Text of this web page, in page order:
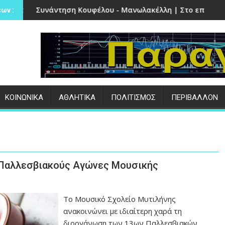
: - Μανωλακέλλη | Στο επίκεντρο το παλιό
Επιτυχημένες οι
ΚΟΙΝΩΝΙΚΑ ΑΘΛΗΤΙΚΑ ΠΟΛΙΤΙΣΜΟΣ ΠΕΡΙΒΑΛΛΟΝ
Αγώνες Μουσικής
Το Μουσικό Σχολείο Μυτιλήνης
ανακοινώνει με ιδιαίτερη χαρά τη
διοργάνωση των 13ων Παλλεσβιακών